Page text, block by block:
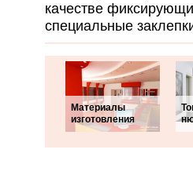
качестве
специальные
Материалы
изготовления